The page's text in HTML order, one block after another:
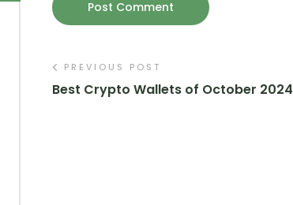
PREVIOUS POST
Best Crypto Wallets of October 2024